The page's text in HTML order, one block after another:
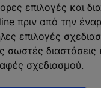
επιλογές και
πριν από την
επιλογές
σωστές διαστάσεις
σχεδιασμού.